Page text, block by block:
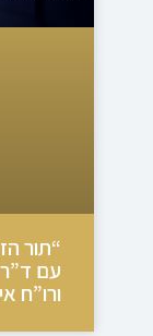
“תור
עם
ורו”ח